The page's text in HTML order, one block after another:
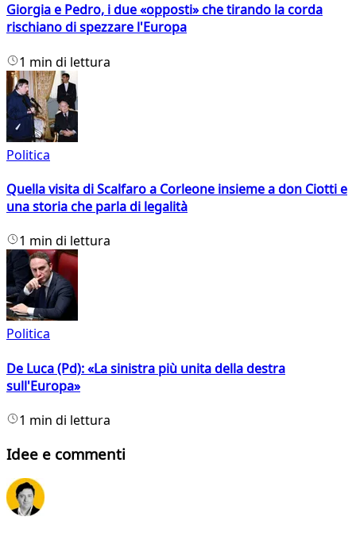
Giorgia e Pedro, i due «opposti» che tirando la corda
rischiano di spezzare l'Europa
1 min di lettura
Politica
Quella visita di Scalfaro a Corleone insieme a don Ciotti e
una storia che parla di legalità
1 min di lettura
Politica
De Luca (Pd): «La sinistra più unita della destra
sull'Europa»
1 min di lettura
Idee e commenti